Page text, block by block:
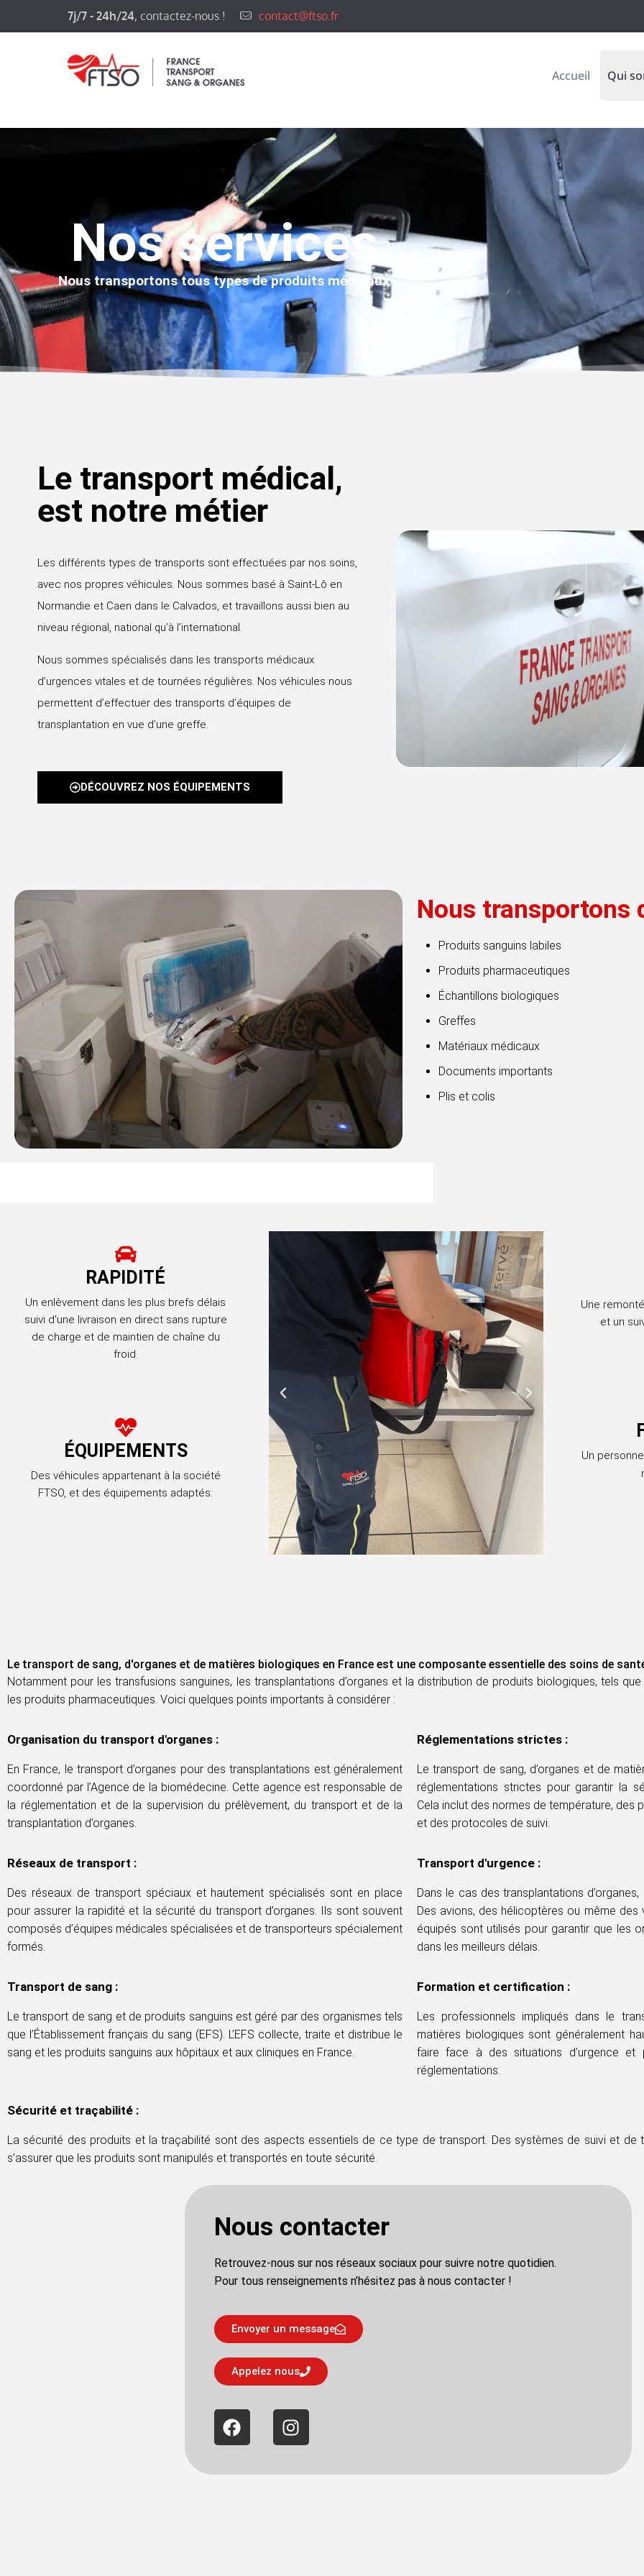
7j/7 - 24h/24, contactez-nous ! contact@ftso.fr
Accueil Qui
Nos services
Nous transportons tous types de produits médicaux
Le transport médical,
est notre métier
Les différents types de transports sont effectuées par nos soins,
avec nos propres véhicules. Nous sommes basé à Saint-Lô en
Normandie et Caen dans le Calvados, et travaillons aussi bien au
niveau régional, national qu’à l’international.
Nous sommes spécialisés dans les transports médicaux
d’urgences vitales et de tournées régulières. Nos véhicules nous
permettent d’effectuer des transports d’équipes de
transplantation en vue d’une greffe.
DÉCOUVREZ NOS ÉQUIPEMENTS
Nous transportons
Produits sanguins labiles
Produits pharmaceutiques
Échantillons biologiques
Greffes
Matériaux médicaux
Documents importants
Plis et colis
RAPIDITÉ
Un enlèvement dans les plus brefs délais
suivi d'une livraison en direct sans rupture
de charge et de maintien de chaîne du
froid.
ÉQUIPEMENTS
Des véhicules appartenant à la société
FTSO, et des équipements adaptés.
Une
et un
Un
Le transport de sang, d'organes et de matières biologiques en France est une composante essentielle des soins de
Notamment pour les transfusions sanguines, les transplantations d’organes et la distribution de produits biologiques, tels
les produits pharmaceutiques. Voici quelques points importants à considérer :
Organisation du transport d'organes :
En France, le transport d’organes pour des transplantations est généralement
coordonné par l’Agence de la biomédecine. Cette agence est responsable de
la réglementation et de la supervision du prélèvement, du transport et de la
transplantation d’organes.
Réseaux de transport :
Des réseaux de transport spéciaux et hautement spécialisés sont en place
pour assurer la rapidité et la sécurité du transport d’organes. Ils sont souvent
composés d’équipes médicales spécialisées et de transporteurs spécialement
formés.
Transport de sang :
Le transport de sang et de produits sanguins est géré par des organismes tels
que l’Établissement français du sang (EFS). L’EFS collecte, traite et distribue le
sang et les produits sanguins aux hôpitaux et aux cliniques en France.
Réglementations strictes :
Le transport de sang, d’organes et de
réglementations strictes pour garantir la
Cela inclut des normes de température, des
et des protocoles de suivi.
Transport d'urgence :
Dans le cas des transplantations
Des avions, des hélicoptères ou même
équipés sont utilisés pour garantir que les
dans les meilleurs délais.
Formation et certification :
Les professionnels impliqués dans le
matières biologiques sont généralement
faire face à des situations d’urgence et
réglementations.
Sécurité et traçabilité :
La sécurité des produits et la traçabilité sont des aspects essentiels de ce type de transport. Des systèmes de suivi et de
s’assurer que les produits sont manipulés et transportés en toute sécurité.
Nous contacter
Retrouvez-nous sur nos réseaux sociaux pour suivre notre quotidien.
Pour tous renseignements n’hésitez pas à nous contacter !
Envoyer un message
Appelez nous